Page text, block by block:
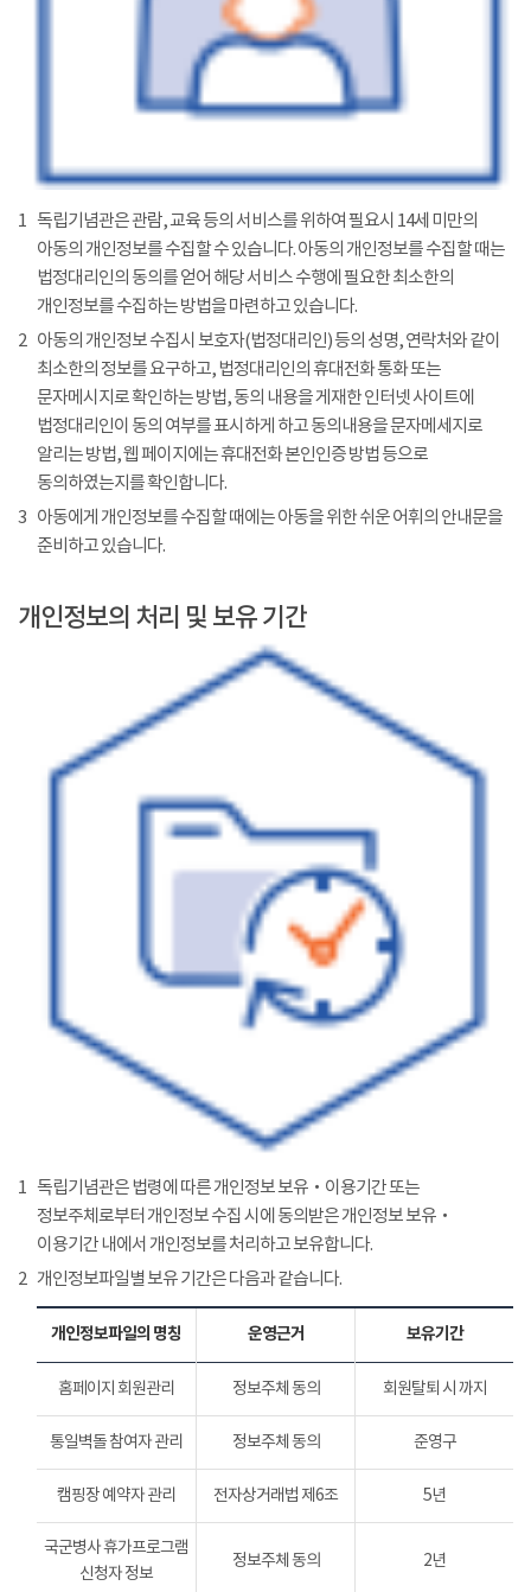
1 독립기념관은 관람, 교육 등의 서비스를 위하여 필요시 14세 미만의
아동의 개인정보를 수집할 수 있습니다. 아동의 개인정보를 수집할 때는
법정대리인의 동의를 얻어 해당 서비스 수행에 필요한 최소한의
개인정보를 수집하는 방법을 마련하고 있습니다.
2 아동의 개인정보 수집시 보호자(법정대리인) 등의 성명, 연락처와 같이
최소한의 정보를 요구하고, 법정대리인의 휴대전화 통화 또는
문자메시지로 확인하는 방법, 동의 내용을 게재한 인터넷 사이트에
법정대리인이 동의 여부를 표시하게 하고 동의내용을 문자메세지로
알리는 방법, 웹 페이지에는 휴대전화 본인인증 방법 등으로
동의하였는지를 확인합니다.
3 아동에게 개인정보를 수집할 때에는 아동을 위한 쉬운 어휘의 안내문을
준비하고 있습니다.
개인정보의 처리 및 보유 기간
1 독립기념관은 법령에 따른 개인정보 보유‧이용기간 또는
정보주체로부터 개인정보 수집 시에 동의받은 개인정보 보유‧
이용기간 내에서 개인정보를 처리하고 보유합니다.
2 개인정보파일별 보유 기간은 다음과 같습니다.
개인정보파일의 명칭 운영근거 보유기간
홈페이지 회원관리 정보주체 동의 회원탈퇴 시 까지
통일벽돌 참여자 관리 정보주체 동의 준영구
캠핑장 예약자 관리 전자상거래법 제6조 5년
국군병사 휴가프로그램
신청자 정보
정보주체 동의 2년